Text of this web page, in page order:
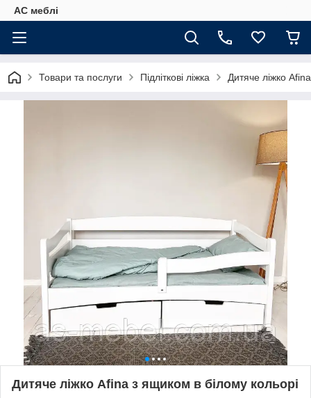
АС меблі
Товари та послуги Підліткові ліжка Дитяче ліжко
Дитяче ліжко Afina з ящиком в білому кольорі